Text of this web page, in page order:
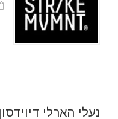
נעלי הארלי דיוידסון Harley Davidson Boots